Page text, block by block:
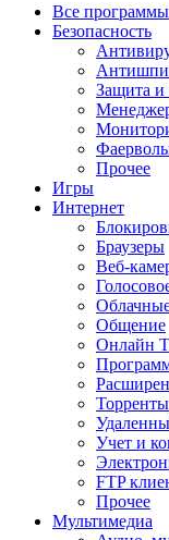
Все программы
Безопасность
Защита
Прочее
Игры
Интернет
Браузеры
Веб-
Общение
Онлайн
Учет и
FTP
Прочее
Мультимедиа